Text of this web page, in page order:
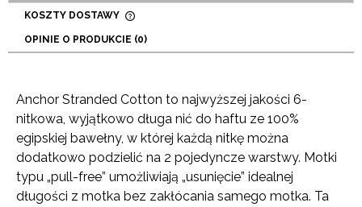
KOSZTY DOSTAWY
PŁATNOŚCI
OPINIE O PRODUKCIE (0)
Anchor Stranded Cotton to najwyższej jakości 6-
nitkowa, wyjątkowo długa nić do haftu ze 100%
egipskiej bawełny, w której każdą nitkę można
dodatkowo podzielić na 2 pojedyncze warstwy. Motki
typu „pull-free” umożliwiają „usunięcie” idealnej
długości z motka bez zakłócania samego motka. Ta